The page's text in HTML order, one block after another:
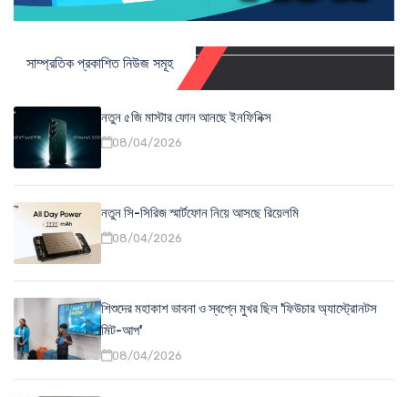
সাম্প্রতিক প্রকাশিত নিউজ সমূহ
নতুন ৫জি মাস্টার ফোন আনছে ইনফিনিক্স
08/04/2026
নতুন সি-সিরিজ স্মার্টফোন নিয়ে আসছে রিয়েলমি
08/04/2026
শিশুদের মহাকাশ ভাবনা ও স্বপ্নে মুখর ছিল 'ফিউচার অ্যাস্ট্রোনটস
মিট-আপ'
08/04/2026